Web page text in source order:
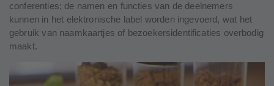
conferenties: de namen en functies van de deelnemers
kunnen in het elektronische label worden ingevoerd, wat het
gebruik van naamkaartjes of bezoekersidentificaties overbodig
maakt.